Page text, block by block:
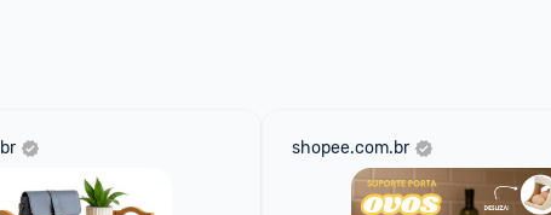
shopee.com.br